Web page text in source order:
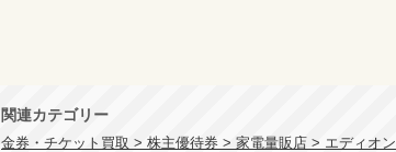
関連カテゴリー
金券・チケット買取 > 株主優待券 > 家電量販店 > エディオン